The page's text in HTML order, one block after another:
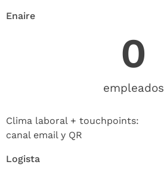
Enaire
empleados
0
Clima laboral + touchpoints:
canal email y QR
Logista